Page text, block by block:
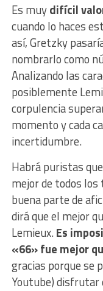
Es muydifícil
cuando lo haces
así, Gretzky
nombrarlo como
Analizando las
posiblemente
corpulencia
momento y cada
incertidumbre.
Habrá puristas
mejor de todos
buena parte de
dirá que el mejor
Lemieux.Es
«66» fue mejor
gracias porque se
Youtube) disfrutar